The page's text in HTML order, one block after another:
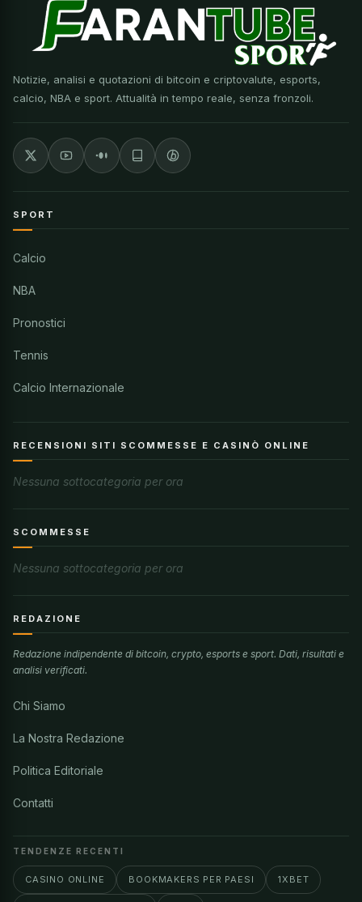
Notizie, analisi e quotazioni di bitcoin e criptovalute, esports,
calcio, NBA e sport. Attualità in tempo reale, senza fronzoli.
SPORT
Calcio
NBA
Pronostici
Tennis
Calcio Internazionale
RECENSIONI SITI SCOMMESSE E CASINÒ ONLINE
Nessuna sottocategoria per ora
SCOMMESSE
Nessuna sottocategoria per ora
REDAZIONE
Redazione indipendente di bitcoin, crypto, esports e sport. Dati, risultati e
analisi verificati.
Chi Siamo
La Nostra Redazione
Politica Editoriale
Contatti
TENDENZE RECENTI
CASINO ONLINE BOOKMAKERS PER PAESI 1XBET